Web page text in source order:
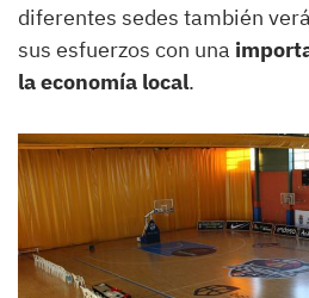
diferentes sedes también
sus esfuerzos con una
la economía local.